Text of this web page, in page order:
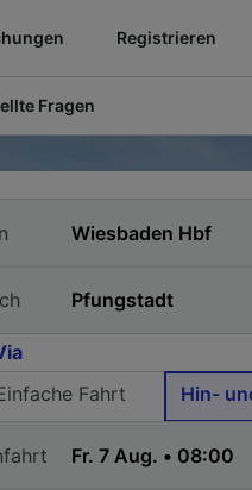
Registrieren
Fragen
Fahrt
Hin-